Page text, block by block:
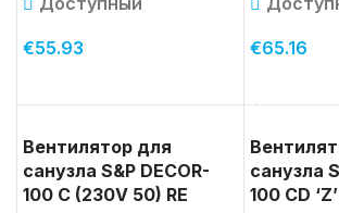
€55.93 €65.16
Вентилятор для
санузла S&P DECOR-
100 C (230V 50) RE
санузла
100 CD